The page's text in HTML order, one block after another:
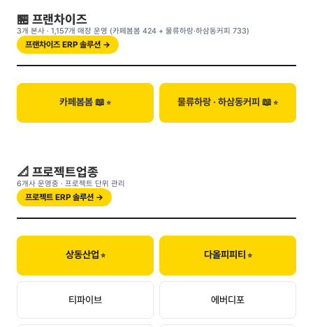
🏪 프랜차이즈
3개 본사 · 1,157개 매장 운영 (카페봄봄 424 + 물류하랑·하삼동커피 733)
프랜차이즈 ERP 솔루션 →
카페봄봄 📖 물류하랑 · 하삼동커피 📖
📐 프로젝트업종
6개사 운영중 · 프로젝트 단위 관리
프로젝트 ERP 솔루션 →
상동산업 다올피피티
티파이브 에버디포